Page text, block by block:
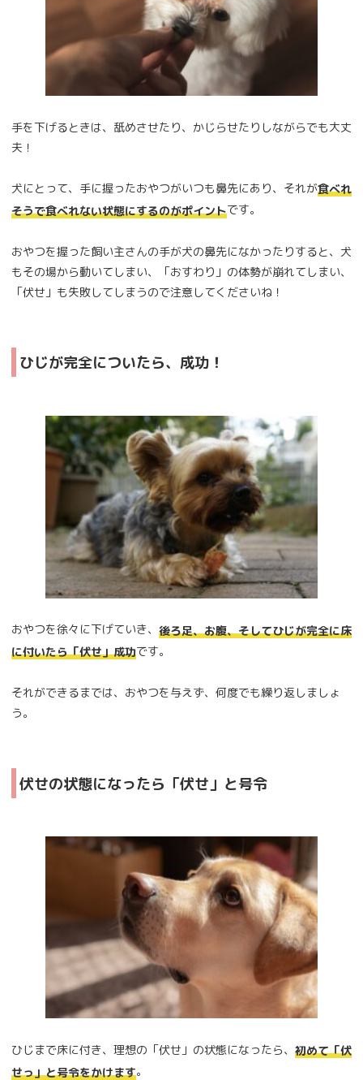
手を下げるときは、舐めさせたり、かじらせたりしながらでも大丈
夫！
犬にとって、手に握ったおやつがいつも鼻先にあり、それが食べれ
そうで食べれない状態にするのがポイントです。
おやつを握った飼い主さんの手が犬の鼻先になかったりすると、犬
もその場から動いてしまい、「おすわり」の体勢が崩れてしまい、
「伏せ」も失敗してしまうので注意してくださいね！
ひじが完全についたら、成功！
おやつを徐々に下げていき、 後ろ足、お腹、そしてひじが完全に床
に付いたら「伏せ」成功です。
それができるまでは、おやつを与えず、何度でも繰り返しましょ
う。
伏せの状態になったら「伏せ」と号令
ひじまで床に付き、理想の「伏せ」の状態になったら、 初めて「伏
せっ」と号令をかけます。